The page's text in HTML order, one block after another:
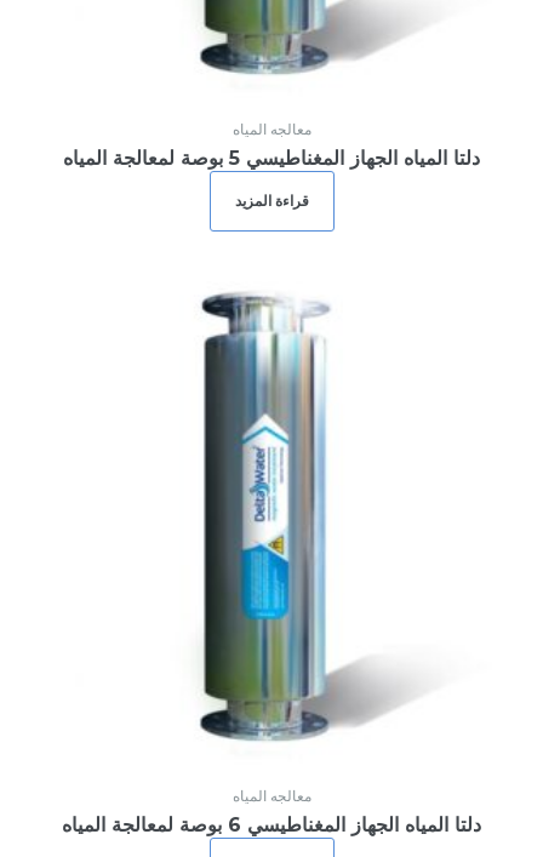
معالجه المياه
دلتا المياه الجهاز المغناطيسي 5 بوصة لمعالجة المياه
قراءة المزيد
معالجه المياه
دلتا المياه الجهاز المغناطيسي 6 بوصة لمعالجة المياه
Login
or use your login data
Lost your password?
Sign Up
or Sign Up
Registration disabled